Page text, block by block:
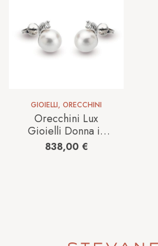
GIOIELLI, ORECCHINI
Orecchini Lux
Gioielli Donna in
Oro bianco Perla
ORLK0136K;008;BI
838,00 €